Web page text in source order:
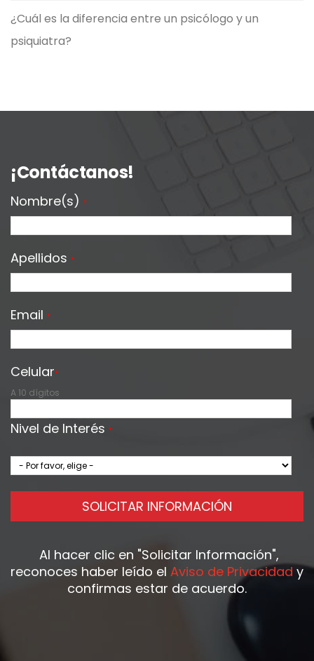
¿Cuál es la diferencia entre un psicólogo y un
psiquiatra?
¡Contáctanos!
Nombre(s) *
Apellidos *
Email *
Celular*
A 10 dígitos
Nivel de Interés *
SOLICITAR INFORMACIÓN
Al hacer clic en "Solicitar Información",
reconoces haber leído el Aviso de Privacidad y
confirmas estar de acuerdo.